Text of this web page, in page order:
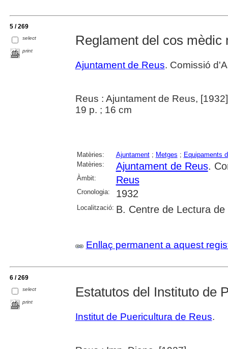
5 / 269
select
print
Reglament del cos mèdic
Ajuntament de Reus. Comissió
Reus : Ajuntament de Reus, [1932]
19 p. ; 16 cm
Matèries: Ajuntament; Metges ; Equipaments
Matèries:
Ajuntament de Reus.
Àmbit: Reus
Cronologia: 1932
Localització: B. Centre de Lectura de
Enllaç permanent a aquest
6 / 269
select
print
Estatutos del Instituto de
Institut de Puericultura de Reus.